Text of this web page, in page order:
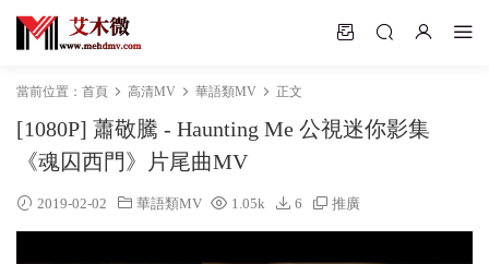
當前位置： 首頁 高清MV 華語類MV 正文
[1080P] 蕭敬騰 - Haunting Me 公視迷你影集
《魂囚西門》片尾曲MV
2019-02-02 華語類MV 1.05k 6 推廣